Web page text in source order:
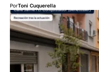
PorToni Cuquerella